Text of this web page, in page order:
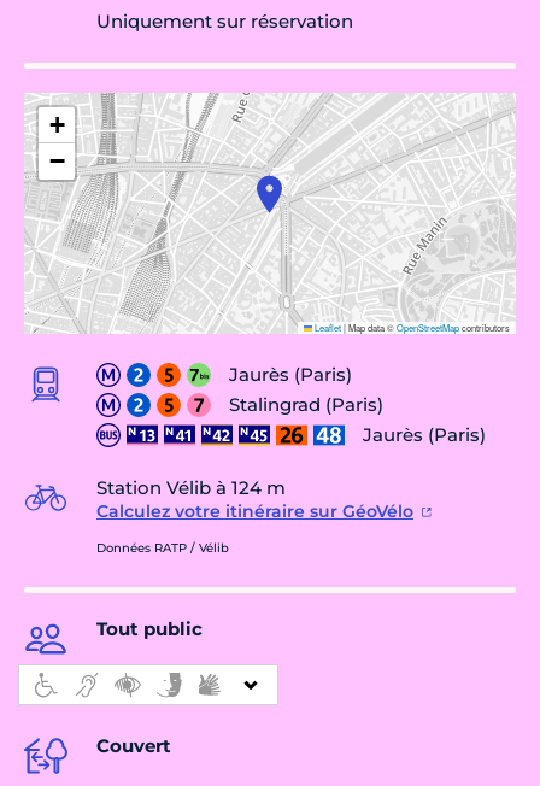
Uniquement sur réservation
+
−
Leaflet|Map data ©OpenStreetMapcontributors
Jaurès (Paris)
Stalingrad (Paris)
Jaurès (Paris)
Station Vélib à 124 m
Calculez votre itinéraire sur GéoVélo
Données RATP / Vélib
Tout public
Couvert